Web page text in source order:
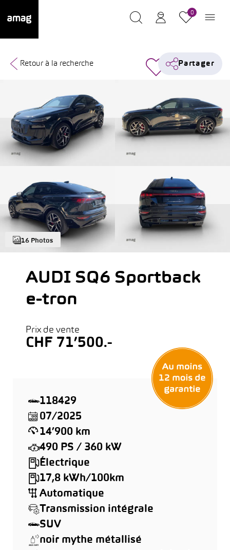
0
16 Photos
Retour à la recherche Partager
AUDI SQ6 Sportback
e-tron
Prix de vente
CHF 71’500.-
118429
07/2025
14’900 km
490 PS / 360 kW
Électrique
17,8 kWh/100km
Automatique
Transmission intégrale
SUV
noir mythe métallisé